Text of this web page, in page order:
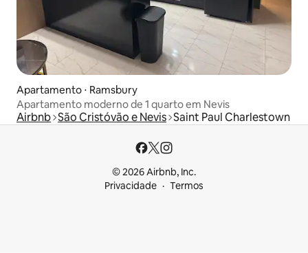
Apartamento ⋅ Ramsbury
Apartamento moderno de 1 quarto em Nevis
Airbnb São Cristóvão e Nevis Saint Paul Charlestown
© 2026 Airbnb, Inc.
Privacidade
Termos